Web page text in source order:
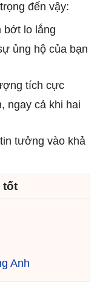
đến vậy:
bớt lo lắng
ủng hộ của bạn
tích cực
ngay cả khi hai
tưởng vào khả
tốt
Anh